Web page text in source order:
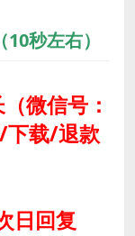
秒左右）
（微信号：
下载/退款
日回复